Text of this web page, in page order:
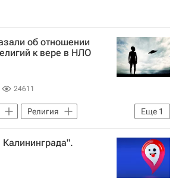
об отношении
к вере в НЛО
24611
Еще 1
Религия